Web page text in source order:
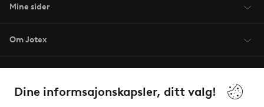
Dine informsajonskapsler, ditt valg!
Mine sider
Om Jotex